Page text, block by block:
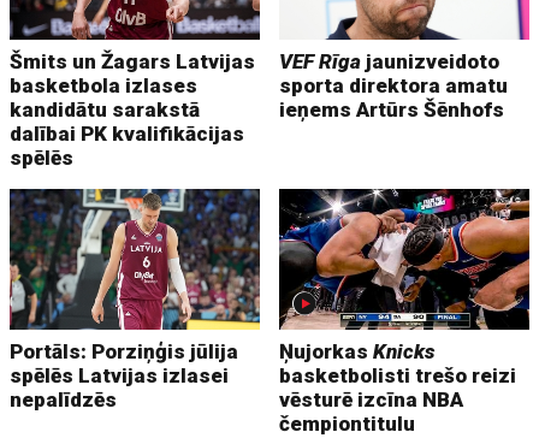
Šmits un Žagars Latvijas
basketbola izlases
kandidātu sarakstā
dalībai PK kvalifikācijas
spēlēs
VEF Rīga jaunizveidoto
sporta direktora amatu
ieņems Artūrs Šēnhofs
Portāls: Porziņģis jūlija
spēlēs Latvijas izlasei
nepalīdzēs
ŅujorkasKnicks
basketbolisti trešo reizi
vēsturē izcīna NBA
čempiontitulu